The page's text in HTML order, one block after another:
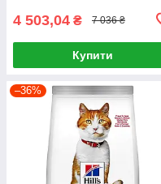
4 503,04 ₴ 7 036 ₴
Купити
–36%